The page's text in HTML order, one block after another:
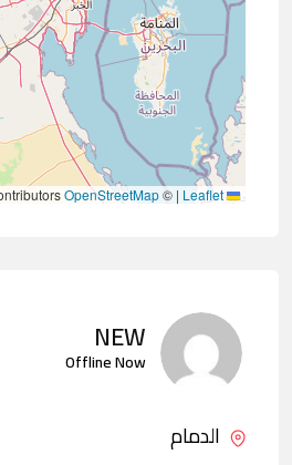
Leaflet
|
©
OpenStreetMap
NEW
Offline Now
الدمام